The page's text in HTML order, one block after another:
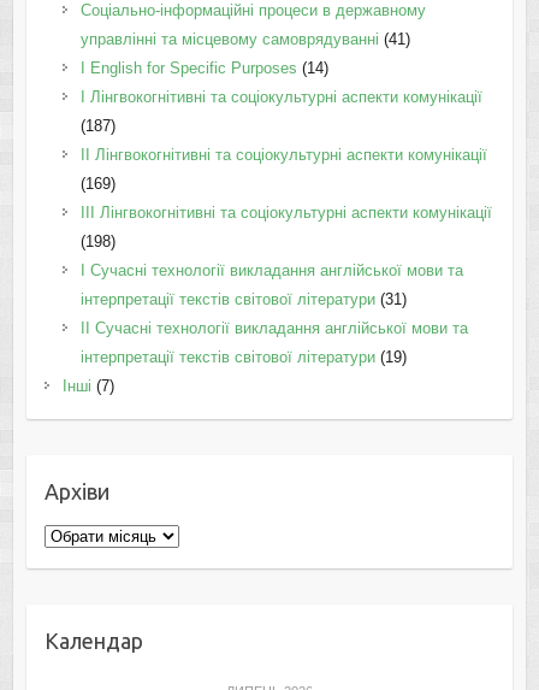
Соціально-інформаційні процеси в державному
управлінні та місцевому самоврядуванні (41)
І English for Specific Purposes (14)
I Лінгвокогнітивні та соціокультурні аспекти комунікації
(187)
IІ Лінгвокогнітивні та соціокультурні аспекти комунікації
(169)
IІI Лінгвокогнітивні та соціокультурні аспекти комунікації
(198)
I Cучасні технології викладання англійської мови та
інтерпретації текстів світової літератури(31)
II Cучасні технології викладання англійської мови та
інтерпретації текстів світової літератури(19)
Інші (7)
Архіви
Архіви
Календар